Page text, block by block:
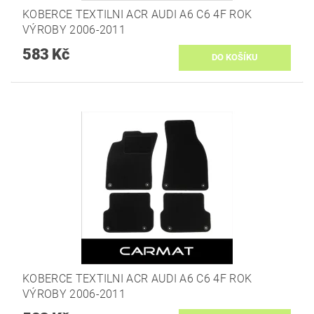
KOBERCE TEXTILNI ACR AUDI A6 C6 4F ROK
VÝROBY 2006-2011
583 Kč
KOBERCE TEXTILNI­ ACR AUDI A6 C6 4F ROK
VÝROBY 2006-2011